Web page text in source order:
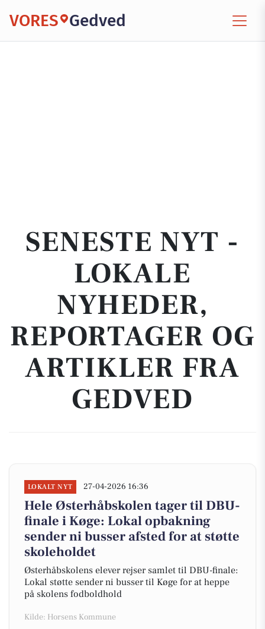
VORES Gedved
SENESTE NYT -
LOKALE
NYHEDER,
REPORTAGER OG
ARTIKLER FRA
GEDVED
LOKALT NYT 27-04-2026 16:36
Hele Østerhåbskolen tager til DBU-
finale i Køge: Lokal opbakning
sender ni busser afsted for at støtte
skoleholdet
Østerhåbskolens elever rejser samlet til DBU-finale:
Lokal støtte sender ni busser til Køge for at heppe
på skolens fodboldhold
Kilde: Horsens Kommune